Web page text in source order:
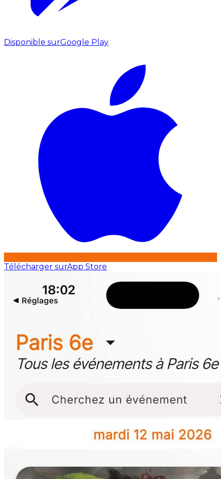
Disponible surGoogle Play
Télécharger surApp Store